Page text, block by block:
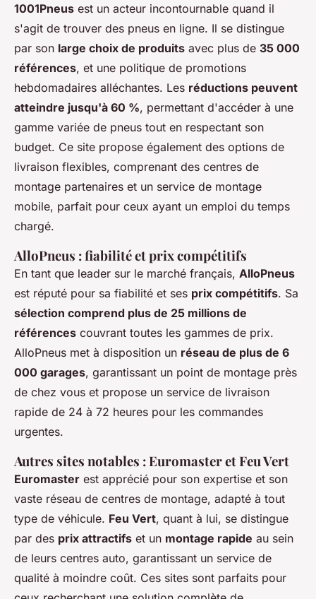
1001Pneus est un acteur incontournable quand il
s'agit de trouver des pneus en ligne. Il se distingue
par son large choix de produits avec plus de 35 000
références, et une politique de promotions
hebdomadaires alléchantes. Les réductions peuvent
atteindre jusqu'à 60 %, permettant d'accéder à une
gamme variée de pneus tout en respectant son
budget. Ce site propose également des options de
livraison flexibles, comprenant des centres de
montage partenaires et un service de montage
mobile, parfait pour ceux ayant un emploi du temps
chargé.
AlloPneus : fiabilité et prix compétitifs
En tant que leader sur le marché français, AlloPneus
est réputé pour sa fiabilité et ses prix compétitifs. Sa
sélection comprend plus de 25 millions de
références couvrant toutes les gammes de prix.
AlloPneus met à disposition un réseau de plus de 6
000 garages, garantissant un point de montage près
de chez vous et propose un service de livraison
rapide de 24 à 72 heures pour les commandes
urgentes.
Autres sites notables : Euromaster et Feu Vert
Euromaster est apprécié pour son expertise et son
vaste réseau de centres de montage, adapté à tout
type de véhicule. Feu Vert, quant à lui, se distingue
par des prix attractifs et un montage rapide au sein
de leurs centres auto, garantissant un service de
qualité à moindre coût. Ces sites sont parfaits pour